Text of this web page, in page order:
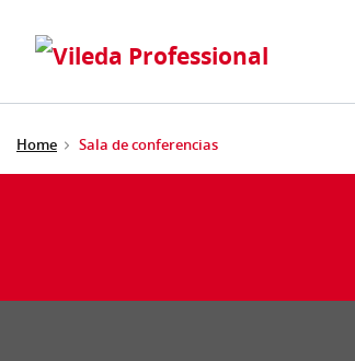
Home Sala de conferencias